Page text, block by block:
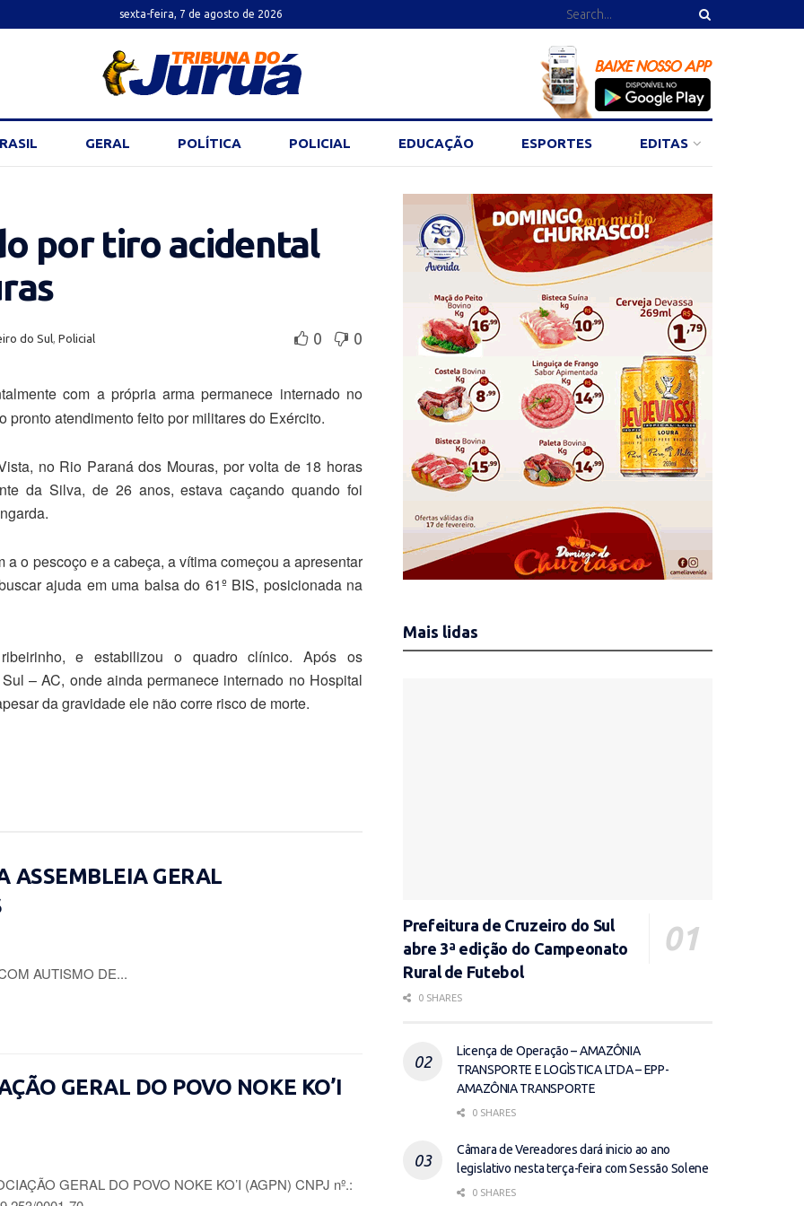
sexta-feira, 7 de agosto de 2026
GERAL POLÍTICA POLICIAL EDUCAÇÃO ESPORTES EDITAS
por tiro acidental
do Sul Policial 0 0
com a própria arma permanece internado no
atendimento feito por militares do Exército.
no Rio Paraná dos Mouras, por volta de 18 horas
da Silva, de 26 anos, estava caçando quando foi
o pescoço e a cabeça, a vítima começou a apresentar
ajuda em uma balsa do 61º BIS, posicionada na
e estabilizou o quadro clínico. Após os
– AC, onde ainda permanece internado no Hospital
da gravidade ele não corre risco de morte.
ASSEMBLEIA GERAL
AUTISMO DE...
GERAL DO POVO NOKE KO’I
GERAL DO POVO NOKE KO’I (AGPN) CNPJ nº.:
Mais lidas
Prefeitura de Cruzeiro do Sul
abre 3ª edição do Campeonato
Rural de Futebol
0 SHARES
Licença de Operação – AMAZÔNIA
TRANSPORTE E LOGÌSTICA LTDA – EPP-
AMAZÔNIA TRANSPORTE
0 SHARES
Câmara de Vereadores dará inicio ao ano
legislativo nesta terça-feira com Sessão Solene
0 SHARES